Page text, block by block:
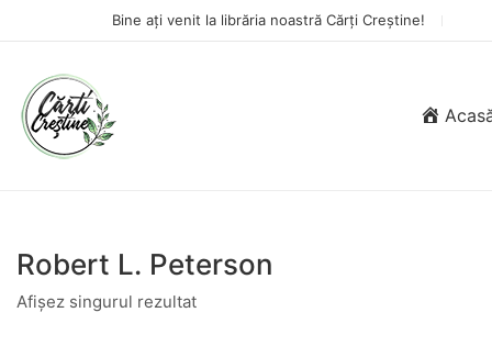
Bine ați venit la librăria noastră Cărți Creștine!
Robert L. Peterson
Afișez singurul rezultat